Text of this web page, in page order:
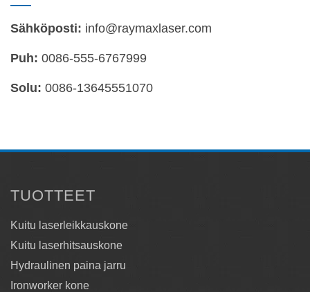
Sähköposti: info@raymaxlaser.com
Puh: 0086-555-6767999
Solu: 0086-13645551070
TUOTTEET
Kuitu laserleikkauskone
Kuitu laserhitsauskone
Hydraulinen paina jarru
Ironworker kone